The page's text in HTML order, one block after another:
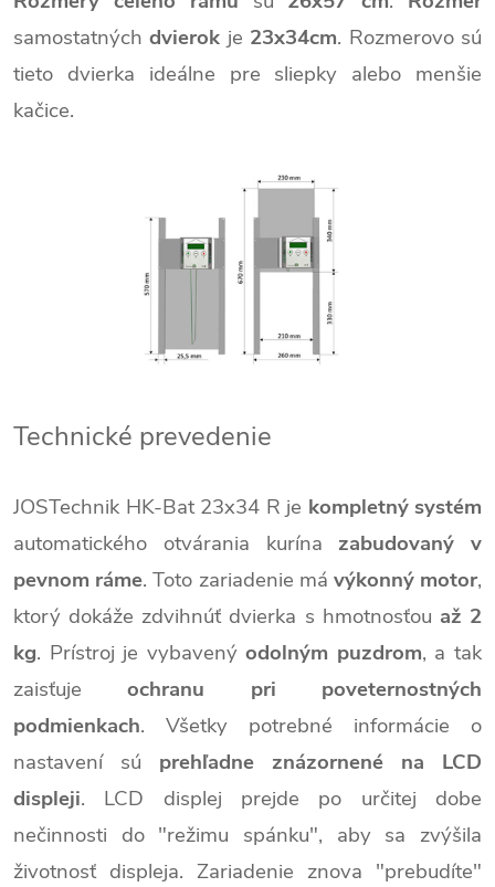
samostatnýchdvierok je 23x34cm. Rozmerovo sú
tieto dvierka ideálne pre sliepky alebo menšie
kačice.
Technické prevedenie
JOSTechnik HK-Bat 23x34 R je kompletný systém
automatického otvárania kurína zabudovaný v
pevnom ráme. Toto zariadenie má výkonný motor,
ktorý dokáže zdvihnúť dvierka s hmotnosťou až 2
kg. Prístroj je vybavenýodolným puzdrom, a tak
zaisťujeochranu pri poveternostných
podmienkach. Všetky potrebné informácie o
nastavení sú prehľadne znázornené na LCD
displeji. LCD displej prejde po určitej dobe
nečinnosti do "režimu spánku", aby sa zvýšila
životnosť displeja. Zariadenie znova "prebudíte"